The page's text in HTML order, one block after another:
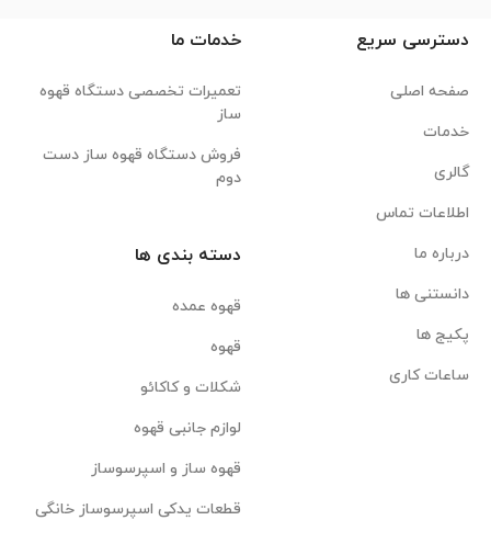
دسترسی سریع
صفحه اصلی
خدمات
گالری
اطلاعات تماس
درباره ما
دانستنی ها
پکیج ها
ساعات کاری
خدمات ما
تعمیرات تخصصی دستگاه قهوه
ساز
فروش دستگاه قهوه ساز دست
دوم
دسته بندی ها
قهوه عمده
قهوه
شکلات و کاکائو
لوازم جانبی قهوه
قهوه ساز و اسپرسوساز
قطعات یدکی اسپرسوساز خانگی